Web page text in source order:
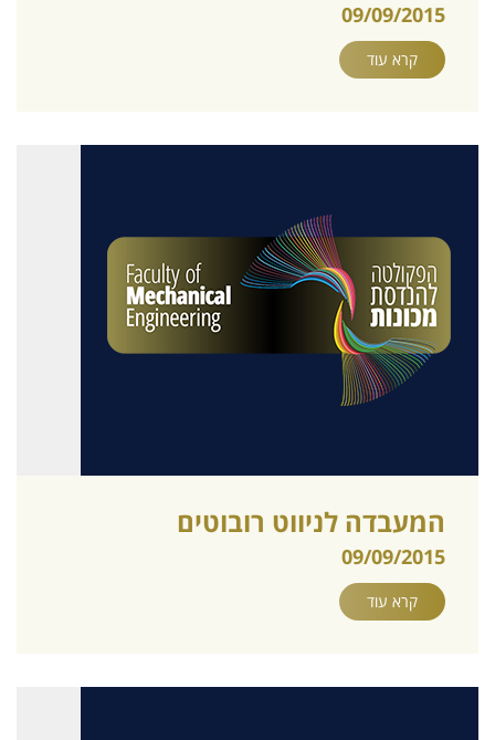
09/09/2015
קרא עוד
המעבדה לניווט רובוטים
09/09/2015
קרא עוד